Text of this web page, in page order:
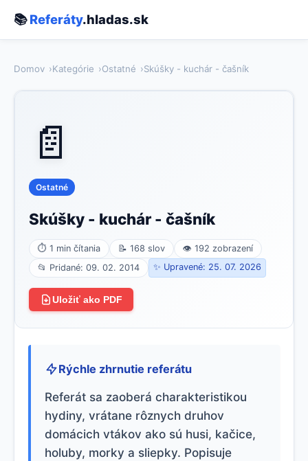
📚Referáty.hladas.sk
Domov Kategórie Ostatné Skúšky - kuchár - čašník
📄
Ostatné
Skúšky - kuchár - čašník
⏱ 1 min čítania 📝 168 slov
👁 192 zobrazení
📂 Pridané: 09. 02. 2014
✨ Upravené: 25. 07. 2026
Uložiť ako PDF
Rýchle zhrnutie referátu
Referát sa zaoberá charakteristikou
hydiny, vrátane rôznych druhov
domácich vtákov ako sú husi, kačice,
holuby, morky a sliepky. Popisuje